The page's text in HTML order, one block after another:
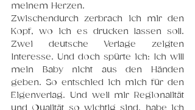
meinem Herzen.
Zwischendurch zerbrach ich mir den
Kopf, wo ich es drucken lassen soll.
Zwei deutsche Verlage zeigten
Interesse. Und doch spürte ich: Ich will
mein Baby nicht aus den Händen
geben. So entschied ich mich für den
Eigenverlag. Und weil mir Regionalität